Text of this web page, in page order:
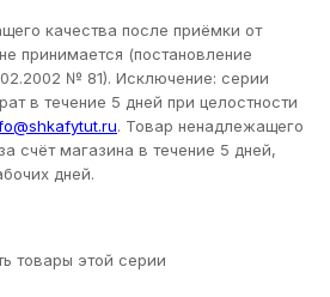
качества после приёмки от
принимается (постановление
№ 81). Исключение: серии
в течение 5 дней при целостности
. Товар ненадлежащего
счёт магазина в течение 5 дней,
дней.
товары этой серии